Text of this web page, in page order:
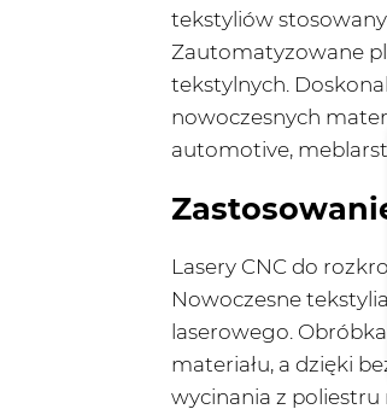
tekstyliów
Zautomatyzowane
tekstylnych.
nowoczesnych
automotive,
Lasery CNC do
Nowoczesne
laserowego.
materiału, a dzięki
wycinania z